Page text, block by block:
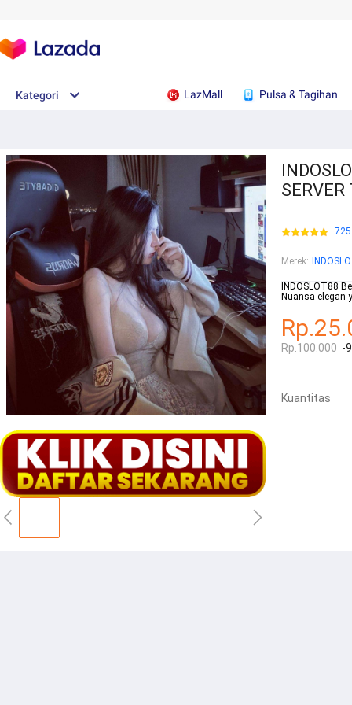
Kategori LazMall Pulsa & Tagihan
SERVER
Merek:
INDOSLOT88
Nuansa elegan
Rp.100.000 -
Kuantitas